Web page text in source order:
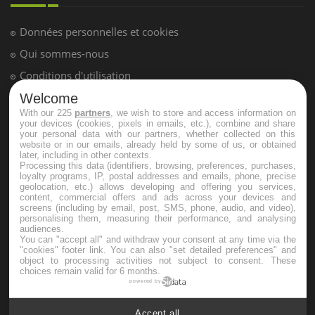
pression artérielle chute au lever
Maladie de Charcot (Sclérose latérale
amyotrophique)
Welcome
With our 225 partners , we wish to store and access information on
your devices (cookies, pixels in emails, etc.), combine and share
your personal data with our partners, whether collected on this
website or in our emails, already held by some of us, or obtained
later, including in other contexts.
Processing this data (identifiers, browsing, preferences, purchases,
loyalty programs, IP, postal addresses and emails, phone, precise
geolocation, etc.) allows developing and offering you services,
content, commercial offers and ads across your devices and
screens (including by email, post, SMS, phone, audio, and video),
personalising them, measuring their performance, and analysing
audiences.
You can "accept all" and withdraw your consent at any time via the
"cookies" footer link . You can also "set detailed preferences" and
object to processing activities not subject to consent. These
choices remain valid for 6 months.
powered by
Accept all